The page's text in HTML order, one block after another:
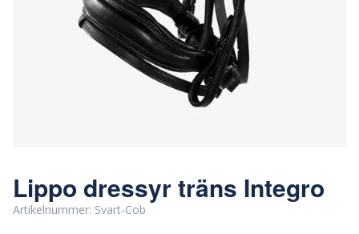
Lippo dressyr träns Integro
Artikelnummer: Svart-Cob